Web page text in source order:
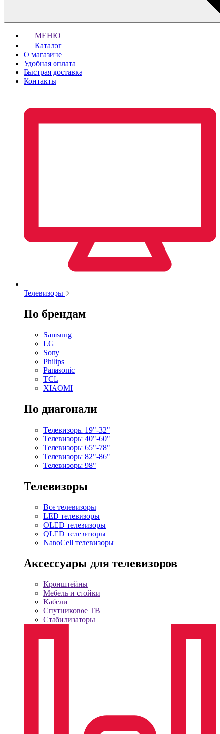
МЕНЮ
Каталог
О магазине
Удобная оплата
Быстрая доставка
Контакты
Телевизоры
По брендам
Samsung
LG
Sony
Philips
Panasonic
TCL
XIAOMI
По диагонали
Телевизоры 19"-32"
Телевизоры 40"-60"
Телевизоры 65"-78"
Телевизоры 82"-86"
Телевизоры 98"
Телевизоры
Все телевизоры
LED телевизоры
OLED телевизоры
QLED телевизоры
NanoCell телевизоры
Аксессуары для телевизоров
Кронштейны
Мебель и стойки
Кабели
Спутниковое ТВ
Стабилизаторы